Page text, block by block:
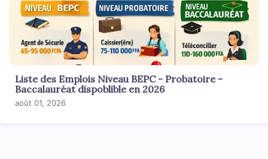
Liste des Emplois Niveau BEPC - Probatoire -
Baccalauréat dispoblible en 2026
août 01, 2026